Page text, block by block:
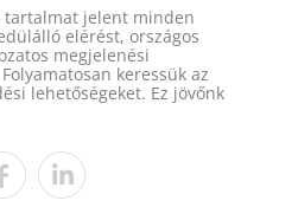
tartalmat jelent minden
elérést, országos
megjelenési
keressük az
lehetőségeket. Ez jövőnk